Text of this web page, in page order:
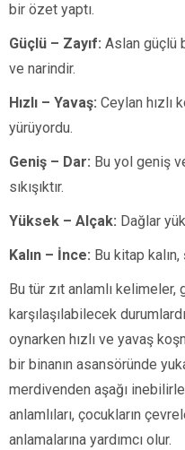
bir özet yaptı.
Güçlü – Zayıf: Aslan güçlü
ve narindir.
Hızlı – Yavaş: Ceylan hızlı
yürüyordu.
Geniş – Dar: Bu yol geniş
sıkışıktır.
Yüksek – Alçak: Dağlar
Kalın – İnce: Bu kitap
Bu tür zıt anlamlı kelimeler,
karşılaşılabilecek
oynarken hızlı ve yavaş
bir binanın asansöründe
merdivenden aşağı
anlamlıları, çocukların
anlamalarına yardımcı olur.